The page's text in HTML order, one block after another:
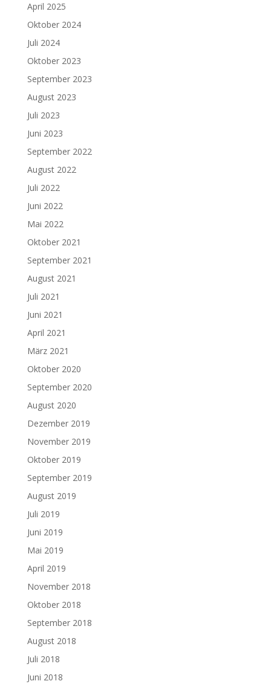
April 2025
Oktober 2024
Juli 2024
Oktober 2023
September 2023
August 2023
Juli 2023
Juni 2023
September 2022
August 2022
Juli 2022
Juni 2022
Mai 2022
Oktober 2021
September 2021
August 2021
Juli 2021
Juni 2021
April 2021
März 2021
Oktober 2020
September 2020
August 2020
Dezember 2019
November 2019
Oktober 2019
September 2019
August 2019
Juli 2019
Juni 2019
Mai 2019
April 2019
November 2018
Oktober 2018
September 2018
August 2018
Juli 2018
Juni 2018